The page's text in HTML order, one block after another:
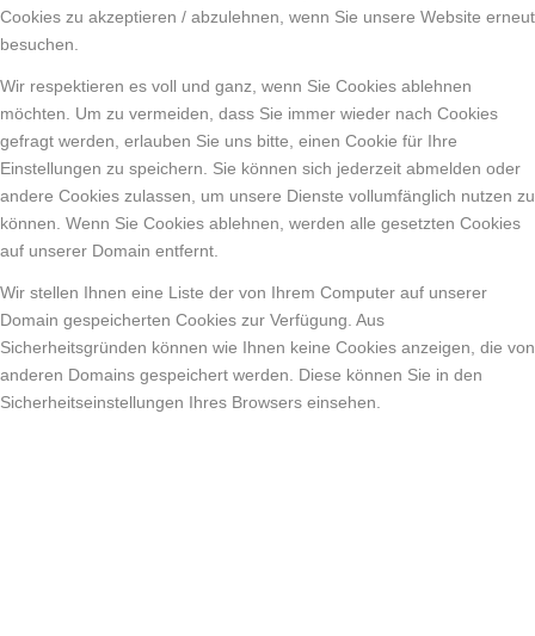
Cookies zu akzeptieren / abzulehnen, wenn Sie unsere Website erneut
besuchen.
Wir respektieren es voll und ganz, wenn Sie Cookies ablehnen
möchten. Um zu vermeiden, dass Sie immer wieder nach Cookies
gefragt werden, erlauben Sie uns bitte, einen Cookie für Ihre
Einstellungen zu speichern. Sie können sich jederzeit abmelden oder
andere Cookies zulassen, um unsere Dienste vollumfänglich nutzen zu
können. Wenn Sie Cookies ablehnen, werden alle gesetzten Cookies
auf unserer Domain entfernt.
Wir stellen Ihnen eine Liste der von Ihrem Computer auf unserer
Domain gespeicherten Cookies zur Verfügung. Aus
Sicherheitsgründen können wie Ihnen keine Cookies anzeigen, die von
anderen Domains gespeichert werden. Diese können Sie in den
Sicherheitseinstellungen Ihres Browsers einsehen.